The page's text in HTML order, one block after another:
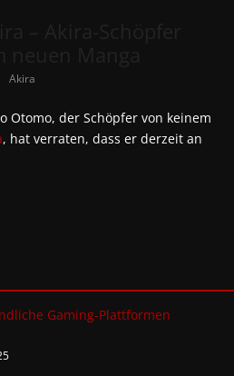
Akira
Otomo, der Schöpfer von keinem
, hat verraten, dass er derzeit an
Gaming-Plattformen